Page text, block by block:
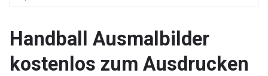
Handball Ausmalbilder
kostenlos zum Ausdrucken